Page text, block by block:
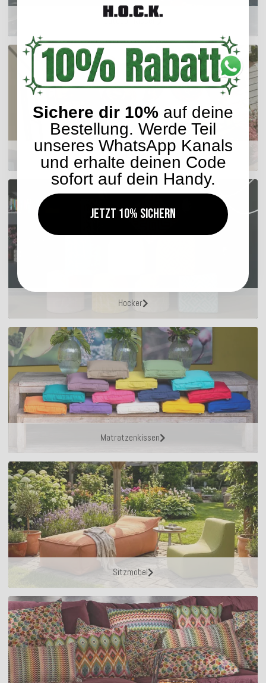
Outdoor Kissen
Sitzkissen
Hocker
Matratzenkissen
Sitzmöbel
Sichere dir 10% auf deine
Bestellung. Werde Teil
unseres WhatsApp Kanals
und erhalte deinen Code
sofort auf dein Handy.
Jetzt 10% sichern